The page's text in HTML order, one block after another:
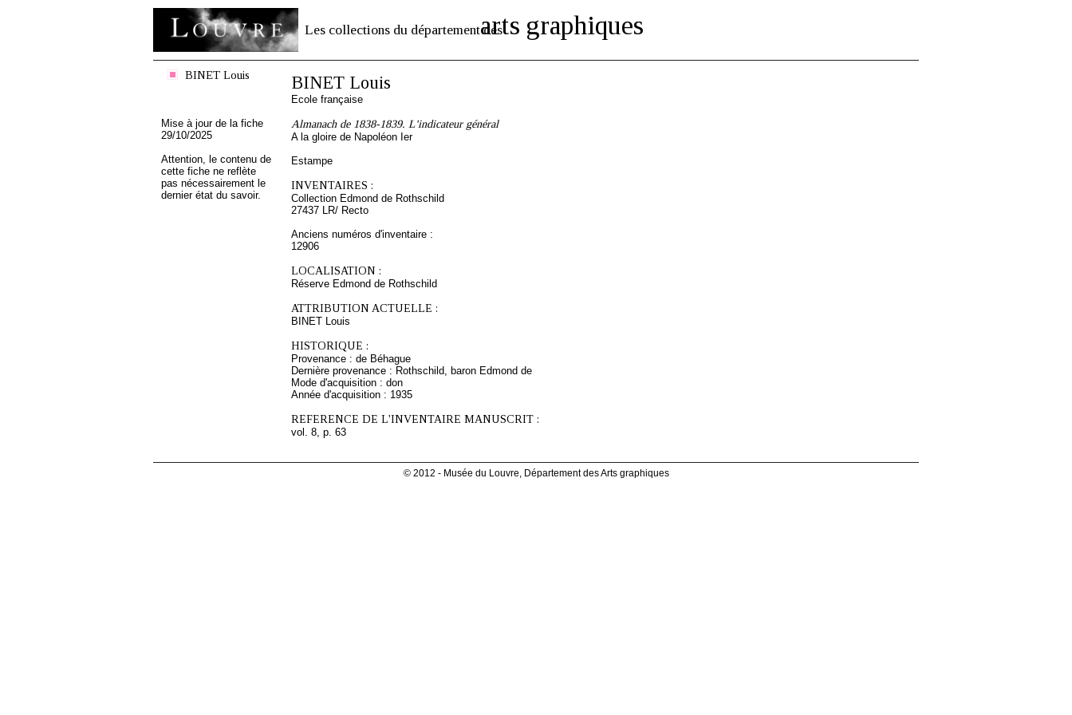
Les collections du département desarts graphiques
BINET Louis
Mise à jour de la fiche
29/10/2025
Attention, le contenu de
cette fiche ne reflète
pas nécessairement le
dernier état du savoir.
BINET Louis
Ecole française
Almanach de 1838-1839. L'indicateur général
A la gloire de Napoléon Ier
Estampe
INVENTAIRES :
Collection Edmond de Rothschild
27437 LR/ Recto
Anciens numéros d'inventaire :
12906
LOCALISATION :
Réserve Edmond de Rothschild
ATTRIBUTION ACTUELLE :
BINET Louis
HISTORIQUE :
Provenance : de Béhague
Dernière provenance : Rothschild, baron Edmond de
Mode d'acquisition : don
Année d'acquisition : 1935
REFERENCE DE L'INVENTAIRE MANUSCRIT :
vol. 8, p. 63
© 2012 - Musée du Louvre, Département des Arts graphiques